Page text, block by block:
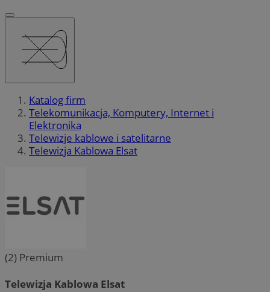
Katalog firm
Telekomunikacja, Komputery, Internet i
Elektronika
Telewizje kablowe i satelitarne
Telewizja Kablowa Elsat
(2) Premium
Telewizja Kablowa Elsat